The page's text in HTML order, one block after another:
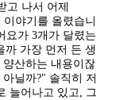
고 나서 어제
이야기를 올렸습니
요가 3개가 달렸는
까 가장 먼저 든 생
산하는 내용이잖
닐까?" 솔직히 저
늘어나고 있고, 그